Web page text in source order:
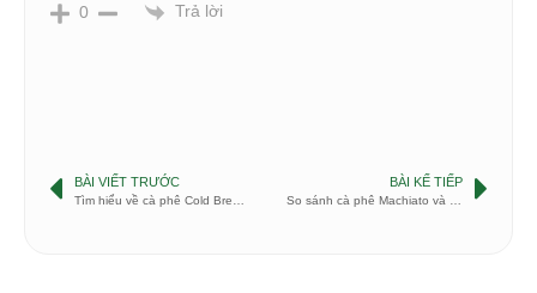
0 Trả lời
BÀI VIẾT TRƯỚC BÀI KẾ TIẾP